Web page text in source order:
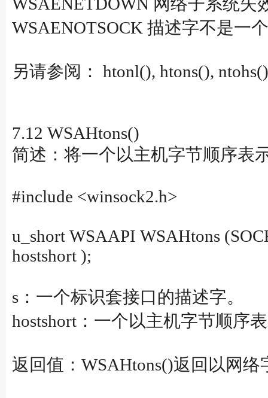
WSAENOTSOCK 描述字不是一
另请参阅： htonl(), htons(),
7.12 WSAHtons()
简述：将一个以主机字节顺序表
#include <winsock2.h>
u_short WSAAPI WSAHtons
hostshort );
s：一个标识套接口的描述字。
hostshort：一个以主机字节顺序
返回值：WSAHtons()返回以网